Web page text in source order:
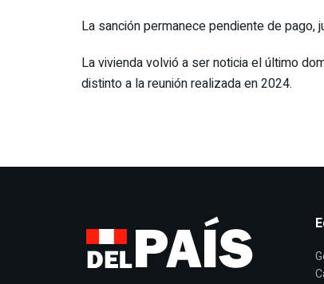
La sanción permanece pendiente de
La vivienda volvió a ser noticia el último
distinto a la reunión realizada en 2024.